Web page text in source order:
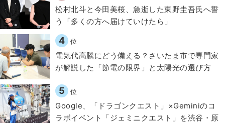
松村北斗と今田美桜、急逝した東野圭吾氏へ誓
う「多くの方へ届けていけたら」
4 位
電気代高騰にどう備える？さいたま市で専門家
が解説した「節電の限界」と太陽光の選び方
5 位
Google、「ドラゴンクエスト」×Geminiのコ
ラボイベント「ジェミニクエスト」を渋谷・原